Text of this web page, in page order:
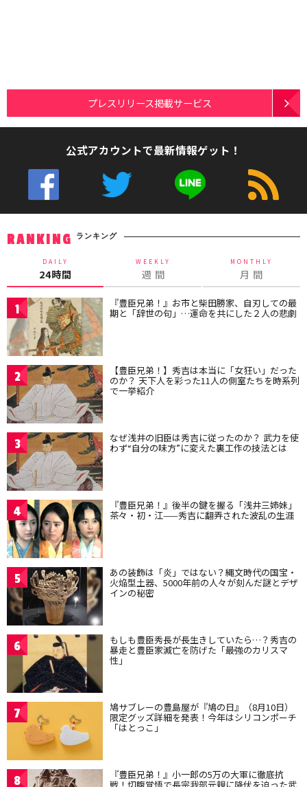
プレスリリース掲載サービス
公式アカウントで最新情報ゲット！
RANKING ランキング
DAILY
24時間
WEEKLY
週 間
MONTHLY
月 間
1 『豊臣兄弟！』お市と柴田勝家、自刃しての最
期と「辞世の句」…運命を共にした２人の悲劇
2 【豊臣兄弟！】秀吉は本当に「女狂い」だった
のか？ 天下人を彩った11人の側室たちを時系列
で一挙紹介
3 なぜ浅井の旧臣は秀吉に従ったのか？ 武力を使
わず“自分の味方”に変えた裏工作の技法とは
4 『豊臣兄弟！』後半の鍵を握る「浅井三姉妹」
茶々・初・江——秀吉に翻弄された波乱の生涯
5 あの装飾は「炎」ではない？縄文時代の国宝・
火焔型土器、5000年前の人々が刻んだ謎とデザ
インの秘密
6 もしも豊臣秀長が長生きしていたら…？秀吉の
暴走と豊臣家滅亡を防げた「最強のカリスマ
性」
7 鳩サブレーの豊島屋が『鳩の日』（8月10日）
限定グッズ詳細を発表！今年はシリコンポーチ
「はとっこ」
8 『豊臣兄弟！』小一郎の5万の大軍に徹底抗